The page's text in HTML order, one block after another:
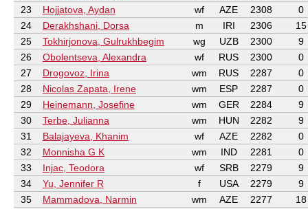
23
Hojjatova, Aydan wf AZE 2308
0
24
Derakhshani, Dorsa m IRI 2306
15
25
Tokhirjonova, Gulrukhbegim wg UZB 2300
9
26
Obolentseva, Alexandra wf RUS 2300
0
27
Drogovoz, Irina wm RUS 2287
0
28
Nicolas Zapata, Irene wm ESP 2287
0
29
Heinemann, Josefine wm GER 2284
9
30
Terbe, Julianna wm HUN 2282
9
31
Balajayeva, Khanim wf AZE 2282
0
32
Monnisha G K wm IND 2281
0
33
Injac, Teodora wf SRB 2279
9
34
Yu, Jennifer R f USA 2279
9
35
Mammadova, Narmin wm AZE 2277
18